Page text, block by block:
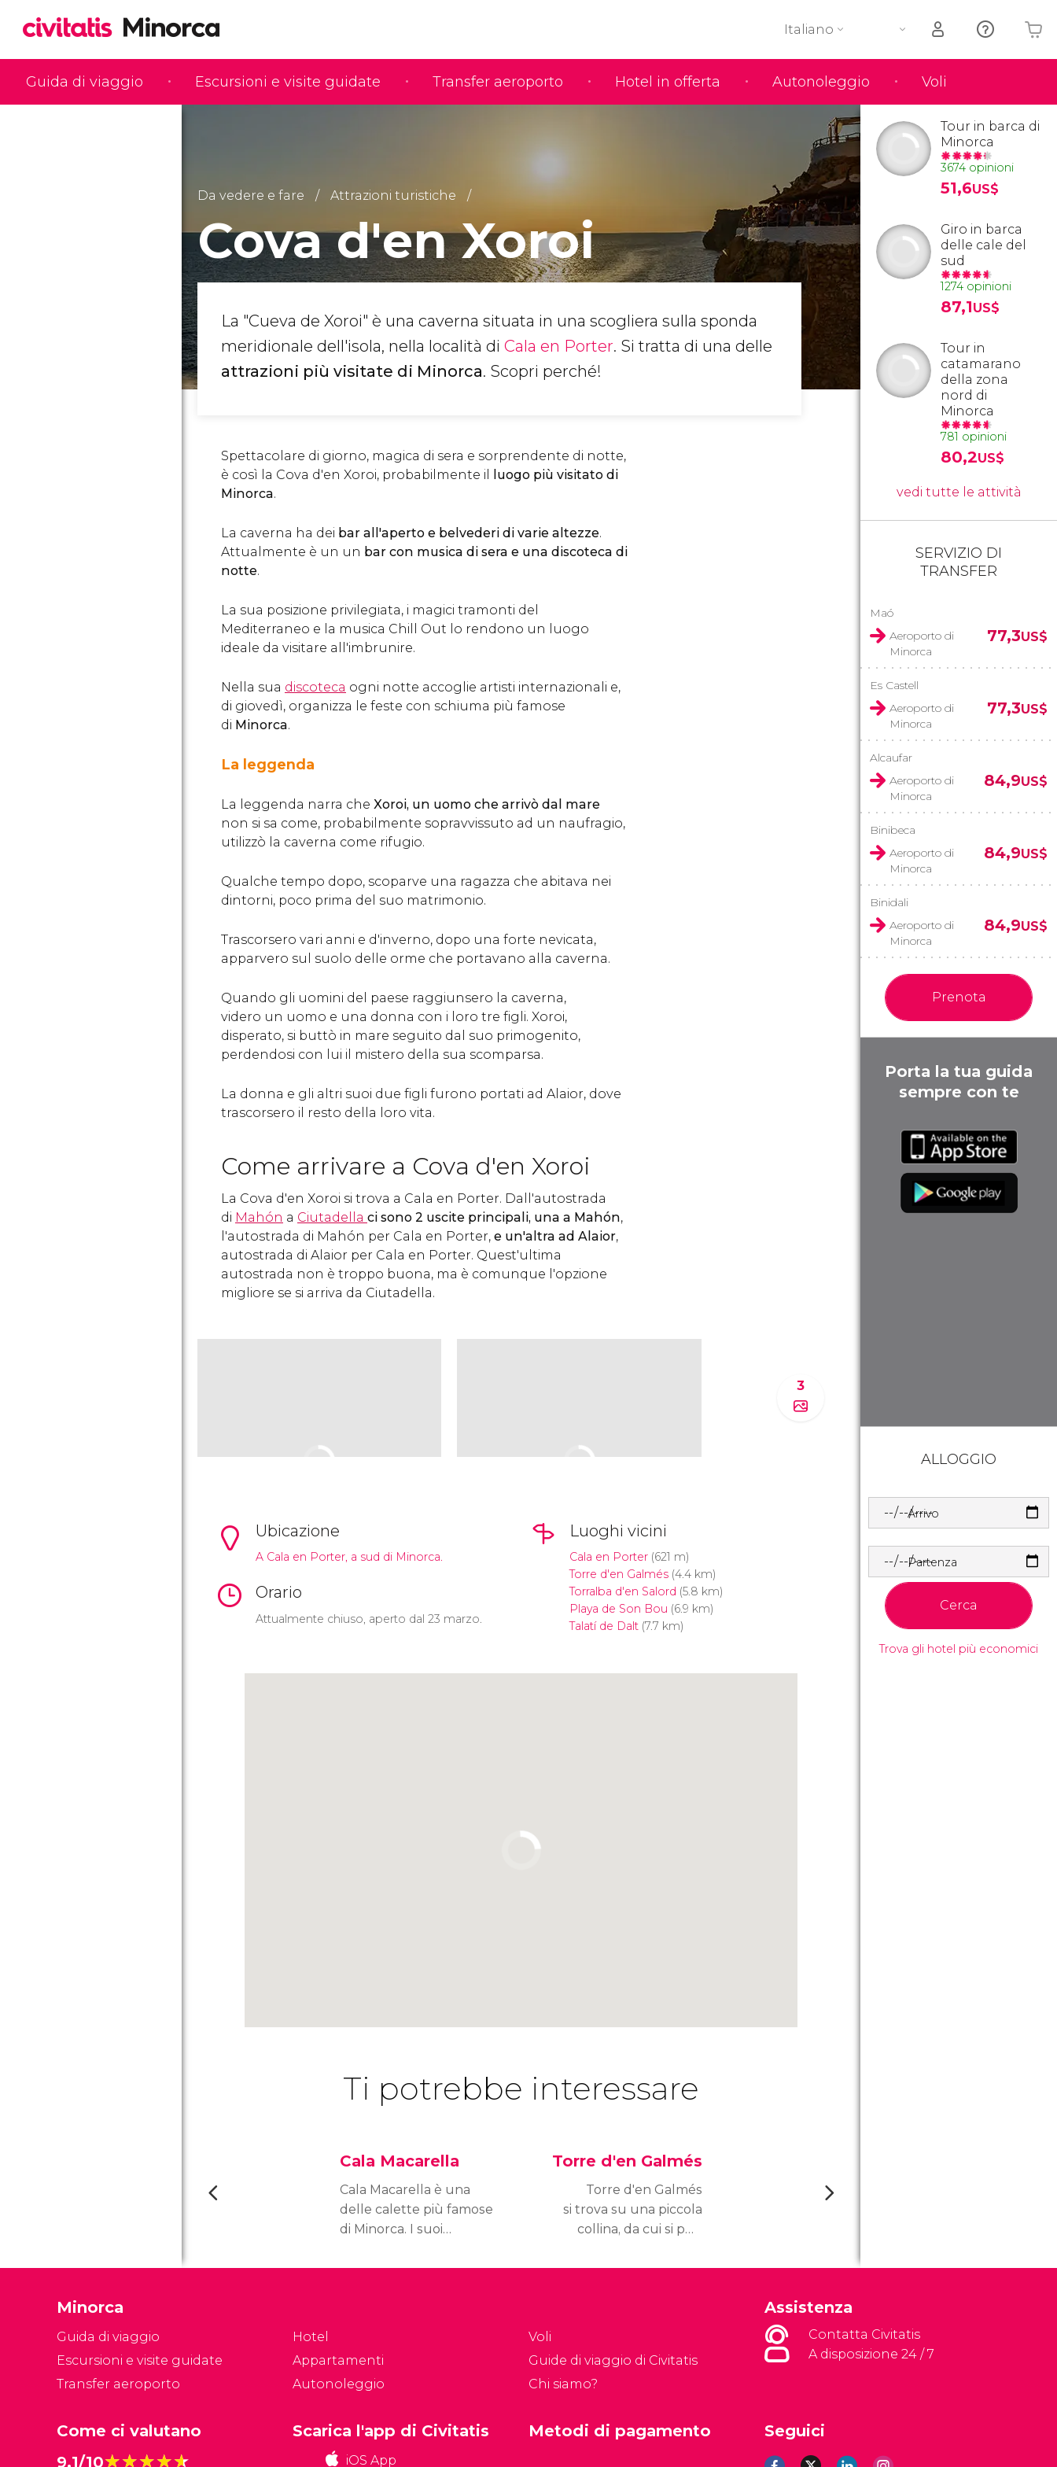
Guida di viaggio Escursioni e visite guidate Transfer aeroporto Hotel in offerta Autonoleggio Voli
Italiano
Il tuo carrello è vuoto
Da vedere e fare Attrazioni turistiche
Cova d'en Xoroi
La "Cueva de Xoroi" è una caverna situata in una scogliera sulla sponda
meridionale dell'isola, nella località di Cala en Porter. Si tratta di una delle
attrazioni più visitate di Minorca. Scopri perché!
Spettacolare di giorno, magica di sera e sorprendente di notte,
è così la Cova d'en Xoroi, probabilmente il
luogo più visitato di
Minorca.
La caverna ha dei bar all'aperto e belvederi di varie altezze.
Attualmente è un un bar con musica di sera e una discoteca di
notte.
La sua posizione privilegiata, i magici tramonti del
Mediterraneo e la musica Chill Out lo rendono un luogo
ideale da visitare all'imbrunire.
Nella sua discoteca ogni notte accoglie artisti internazionali e,
di giovedì, organizza le feste con schiuma più famose
di Minorca.
La leggenda
La leggenda narra che Xoroi, un uomo che arrivò dal mare
non si sa come, probabilmente sopravvissuto ad un naufragio,
utilizzò la caverna come rifugio.
Qualche tempo dopo, scoparve una ragazza che abitava nei
dintorni, poco prima del suo matrimonio.
Trascorsero vari anni e d'inverno, dopo una forte nevicata,
apparvero sul suolo delle orme che portavano alla caverna.
Quando gli uomini del paese raggiunsero la caverna,
videro un uomo e una donna con i loro tre figli. Xoroi,
disperato, si buttò in mare seguito dal suo primogenito,
perdendosi con lui il mistero della sua scomparsa.
La donna e gli altri suoi due figli furono portati ad Alaior, dove
trascorsero il resto della loro vita.
Come arrivare a Cova d'en Xoroi
La Cova d'en Xoroi si trova a Cala en Porter. Dall'autostrada
di Mahón a Ciutadella ci sono 2 uscite principali, una a Mahón,
l'autostrada di Mahón per Cala en Porter, e un'altra ad Alaior,
autostrada di Alaior per Cala en Porter. Quest'ultima
autostrada non è troppo buona, ma è comunque l'opzione
migliore se si arriva da Ciutadella.
3
Ubicazione
A Cala en Porter, a sud di Minorca.
Orario
Attualmente chiuso, aperto dal 23 marzo.
Luoghi vicini
Cala en Porter(621 m)
Torre d'en Galmés(4.4 km)
Torralba d'en Salord (5.8 km)
Playa de Son Bou (6.9 km)
Talatí de Dalt(7.7 km)
Ti potrebbe interessare
Cala Macarella
Cala Macarella è una
delle calette più famose
di Minorca. I suoi
e famosi dell'isola grazie
Torre d'en Galmés
Torre d'en Galmés
si trova su una piccola
collina, da cui si può
costa meridionale di
Tour in barca di
Minorca
3674 opinioni
51,6US$
Giro in barca
delle cale del
sud
1274 opinioni
87,1US$
Tour in
catamarano
della zona
nord di
Minorca
781 opinioni
80,2US$
vedi tutte le attività
SERVIZIO DI
TRANSFER
Maó
Aeroporto di
Minorca
77,3US$
Es Castell
Aeroporto di
Minorca
77,3US$
Alcaufar
Aeroporto di
Minorca
84,9US$
Binibeca
Aeroporto di
Minorca
84,9US$
Binidali
Aeroporto di
Minorca
84,9US$
Prenota
Porta la tua guida
sempre con te
ALLOGGIO
Arrivo
Partenza
Cerca
Trova gli hotel più economici
Minorca
Guida di viaggio
Escursioni e visite guidate
Transfer aeroporto
Hotel
Appartamenti
Autonoleggio
Voli
Guide di viaggio di Civitatis
Chi siamo?
Assistenza
Contatta Civitatis
A disposizione 24 / 7
Come ci valutano
9,1/10★★★★★
★★★★★
Seguici
Scarica l'app di Civitatis
iOS App
Metodi di pagamento